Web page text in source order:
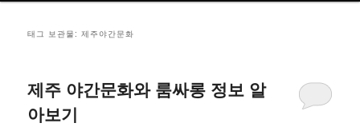
태그 보관물:제주야간문화
제주 야간문화와 룸싸롱 정보 알
아보기